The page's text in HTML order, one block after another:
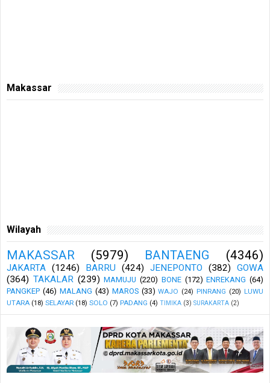
Makassar
Wilayah
MAKASSAR (5979) BANTAENG (4346)
JAKARTA (1246) BARRU (424) JENEPONTO (382)
GOWA
(364) TAKALAR (239) MAMUJU (220) BONE (172) ENREKANG (64)
PANGKEP (46) MALANG (43) MAROS (33) WAJO (24) PINRANG (20) LUWU
UTARA (18) SELAYAR (18) SOLO (7) PADANG (4) TIMIKA (3) SURAKARTA (2)